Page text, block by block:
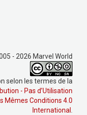
- 2026 Marvel World
selon les termes de la
- Pas d’Utilisation
Mêmes Conditions 4.0
International .